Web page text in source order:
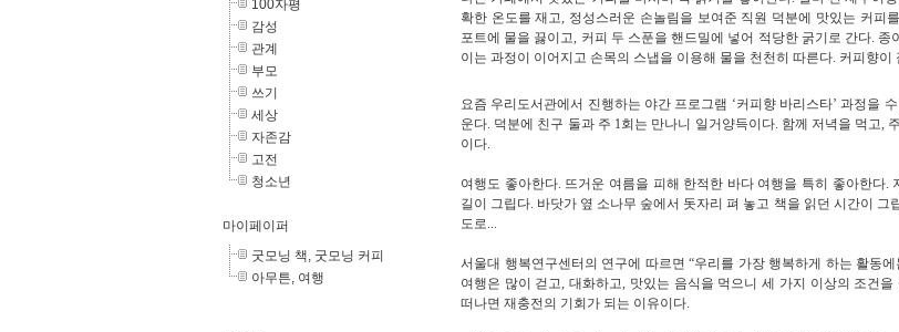
확한 온도를 재고, 정성스러운 손놀림을 보여준 직원 덕분에 맛있는 커피
포트에 물을 끓이고, 커피 두 스푼을 핸드밀에 넣어 적당한 굵기로 간다. 종
이는 과정이 이어지고 손목의 스냅을 이용해 물을 천천히 따른다. 커피향이
요즘 우리도서관에서 진행하는 야간 프로그램 ‘커피향 바리스타’과정을
운다. 덕분에 친구 둘과 주 1회는 만나니 일거양득이다. 함께 저녁을 먹고,
이다.
여행도 좋아한다. 뜨거운 여름을 피해 한적한 바다 여행을 특히 좋아한다.
길이 그립다. 바닷가 옆 소나무 숲에서 돗자리 펴 놓고 책을 읽던 시간이
도로...
서울대 행복연구센터의 연구에 따르면“우리를 가장 행복하게 하는 활동에
여행은 많이 걷고,대화하고, 맛있는 음식을 먹으니 세 가지 이상의 조건을
떠나면 재충전의 기회가 되는 이유이다.
100자평
감성
관계
부모
쓰기
세상
자존감
고전
청소년
마이페이퍼
굿모닝 책, 굿모닝 커피
아무튼, 여행